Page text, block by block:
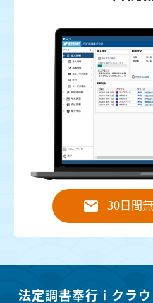
30日間
法定調書奉行ｉクラ